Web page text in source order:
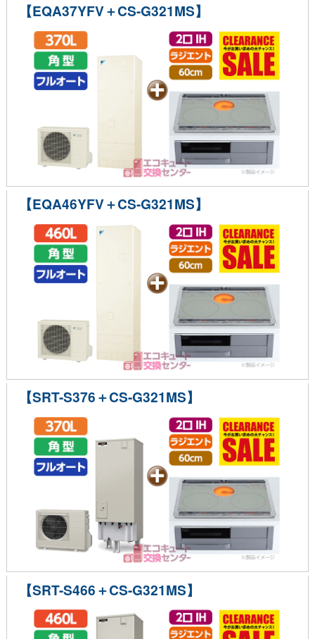
【EQA37YFV＋CS-G321MS】
【EQA46YFV＋CS-G321MS】
【SRT-S376＋CS-G321MS】
【SRT-S466＋CS-G321MS】